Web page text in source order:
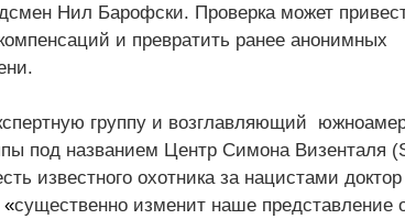
Нил Барофски. Проверка может
и превратить ранее анонимных
группу и возглавляющий
под названием Центр Симона Визенталя
известного охотника за нацистами
«существенно изменит наше представление